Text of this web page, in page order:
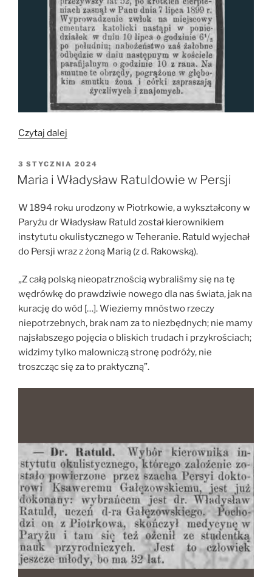
Czytaj dalej
OPUBLIKOWANE
W
3 STYCZNIA 2024
Maria i Władysław Ratuldowie w Persji
W 1894 roku urodzony w Piotrkowie, a wykształcony w
Paryżu dr Władysław Ratuld został kierownikiem
instytutu okulistycznego w Teheranie. Ratuld wyjechał
do Persji wraz z żoną Marią (z d. Rakowską).
„Z całą polską nieopatrznością wybraliśmy się na tę
wędrówkę do prawdziwie nowego dla nas świata, jak na
kurację do wód […]. Wieziemy mnóstwo rzeczy
niepotrzebnych, brak nam za to niezbędnych; nie mamy
najsłabszego pojęcia o bliskich trudach i przykrościach;
widzimy tylko malowniczą stronę podróży, nie
troszcząc się za to praktyczną”.